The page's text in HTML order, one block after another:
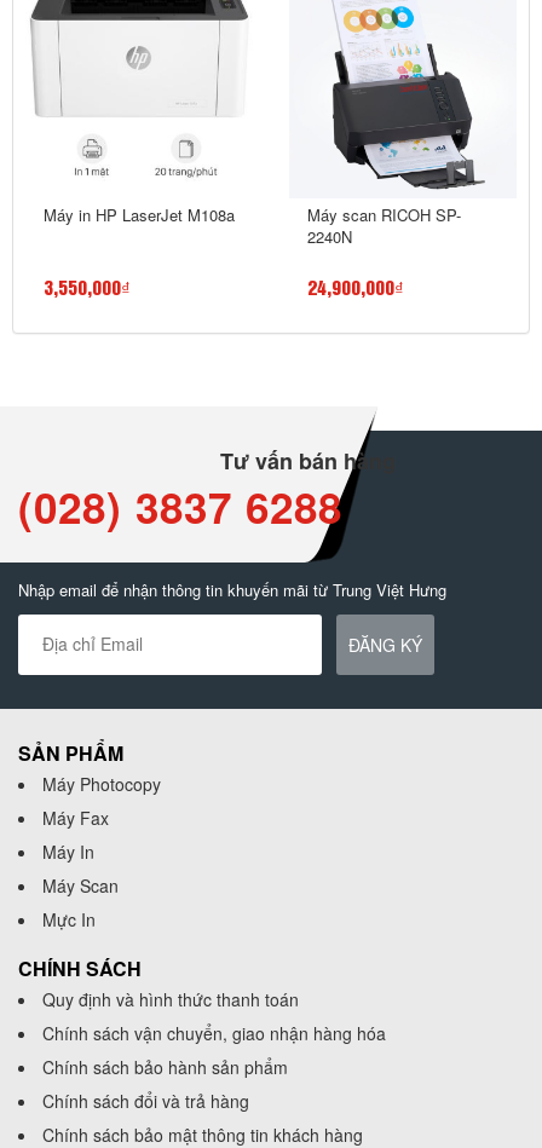
Máy in HP LaserJet M108a
3,550,000₫
Máy scan RICOH SP-
2240N
24,900,000₫
Tư vấn bán hàng
(028) 3837 6288
Nhập email để nhận thông tin khuyến mãi từ Trung Việt Hưng
ĐĂNG KÝ
SẢN PHẨM
Máy Photocopy
Máy Fax
Máy In
Máy Scan
Mực In
CHÍNH SÁCH
Quy định và hình thức thanh toán
Chính sách vận chuyển, giao nhận hàng hóa
Chính sách bảo hành sản phẩm
Chính sách đổi và trả hàng
Chính sách bảo mật thông tin khách hàng